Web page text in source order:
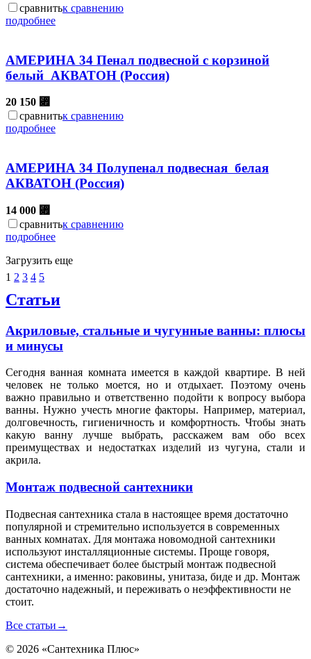
сравнитьк сравнению
подробнее
АМЕРИНА 34 Пенал подвесной с корзиной
белый АКВАТОН (Россия)
20 150 ⃏
сравнитьк сравнению
подробнее
АМЕРИНА 34 Полупенал подвесная белая
АКВАТОН (Россия)
14 000 ⃏
сравнитьк сравнению
подробнее
Загрузить еще
1 2 3 4 5
Статьи
Акриловые, стальные и чугунные ванны: плюсы
и минусы
Сегодня ванная комната имеется в каждой квартире. В ней
человек не только моется, но и отдыхает. Поэтому очень
важно правильно и ответственно подойти к вопросу выбора
ванны. Нужно учесть многие факторы. Например, материал,
долговечность, гигиеничность и комфортность. Чтобы знать
какую ванну лучше выбрать, расскажем вам обо всех
преимуществах и недостатках изделий из чугуна, стали и
акрила.
Монтаж подвесной сантехники
Подвесная сантехника стала в настоящее время достаточно
популярной и стремительно используется в современных
ванных комнатах. Для монтажа новомодной сантехники
используют инсталляционные системы. Проще говоря,
система обеспечивает более быстрый монтаж подвесной
сантехники, а именно: раковины, унитаза, биде и др. Монтаж
достаточно надежный, и переживать о неэффективности не
стоит.
Все статьи →
© 2026 «Сантехника Плюс»